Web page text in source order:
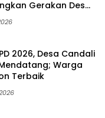
Gerakan Desa
2026, Desa Candali
Warga
Terbaik